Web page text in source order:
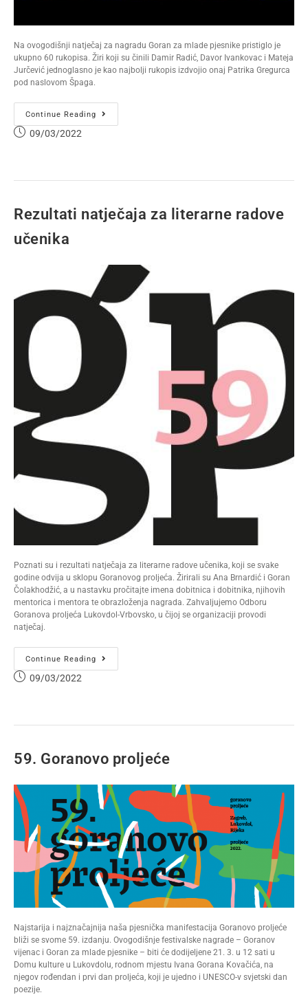
Na ovogodišnji natječaj za nagradu Goran za mlade pjesnike pristiglo je
ukupno 60 rukopisa. Žiri koji su činili Damir Radić, Davor Ivankovac i Mateja
Jurčević jednoglasno je kao najbolji rukopis izdvojio onaj Patrika Gregurca
pod naslovom Špaga.
Continue Reading
09/03/2022
Rezultati natječaja za literarne radove
učenika
Poznati su i rezultati natječaja za literarne radove učenika, koji se svake
godine odvija u sklopu Goranovog proljeća. Žirirali su Ana Brnardić i Goran
Čolakhodžić, a u nastavku pročitajte imena dobitnica i dobitnika, njihovih
mentorica i mentora te obrazloženja nagrada. Zahvaljujemo Odboru
Goranova proljeća Lukovdol-Vrbovsko, u čijoj se organizaciji provodi
natječaj.
Continue Reading
09/03/2022
59. Goranovo proljeće
Najstarija i najznačajnija naša pjesnička manifestacija Goranovo proljeće
bliži se svome 59. izdanju. Ovogodišnje festivalske nagrade – Goranov
vijenac i Goran za mlade pjesnike – biti će dodijeljene 21. 3. u 12 sati u
Domu kulture u Lukovdolu, rodnom mjestu Ivana Gorana Kovačića, na
njegov rođendan i prvi dan proljeća, koji je ujedno i UNESCO-v svjetski dan
poezije.